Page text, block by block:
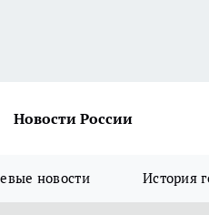
Новости России
новости История